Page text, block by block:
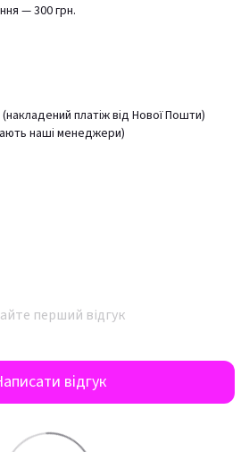
— 300 грн.
платіж від Нової Пошти)
наші менеджери)
перший відгук
відгук